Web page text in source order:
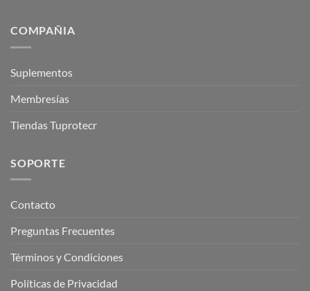
COMPAÑIA
Suplementos
Membresías
Tiendas Tuprotecr
SOPORTE
Contacto
Preguntas Frecuentes
Términos y Condiciones
Políticas de Privacidad